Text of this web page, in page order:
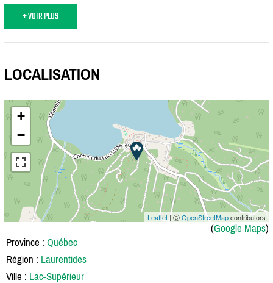
+ VOIR PLUS
LOCALISATION
+
−
Leaflet| ⒸOpenStreetMapcontributors
(Google Maps)
Province : Québec
Région : Laurentides
Ville : Lac-Supérieur